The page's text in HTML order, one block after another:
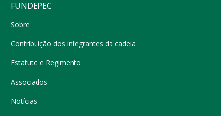
FUNDEPEC
Sobre
Contribuição dos integrantes da cadeia
Estatuto e Regimento
Associados
Notícias